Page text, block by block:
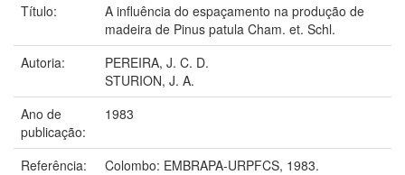
Título:
A influência do espaçamento na produção de
madeira de Pinus patula Cham. et. Schl.
Autoria:
PEREIRA, J. C. D.
STURION, J. A.
Ano de
publicação:
1983
Referência:
Colombo: EMBRAPA-URPFCS, 1983.